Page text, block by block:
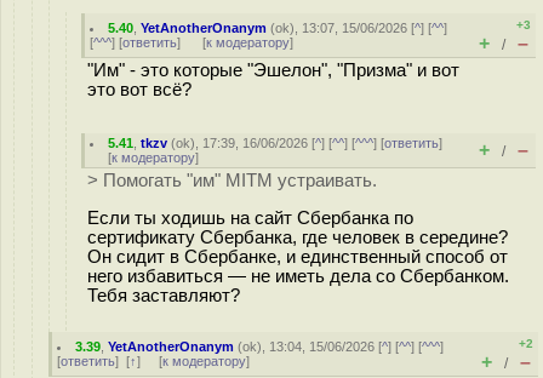
5.40 ,YetAnotherOnanym (ok), 13:07, 15/06/2026 [^] [^^]
[^^^] [ответить] [к модератору]
+3
+ / –
"Им" - это которые "Эшелон", "Призма" и вот
это вот всё?
5.41 ,tkzv (ok), 17:39, 16/06/2026 [^] [^^] [^^^] [ответить]
[к модератору] + / –
> Помогать "им" MITM устраивать.
Если ты ходишь на сайт Сбербанка по
сертификату Сбербанка, где человек в середине?
Он сидит в Сбербанке, и единственный способ от
него избавиться — не иметь дела со Сбербанком.
Тебя заставляют?
3.39 ,YetAnotherOnanym (ok), 13:04, 15/06/2026 [^] [^^] [^^^]
[ответить] [↑] [к модератору]
+2
+ / –